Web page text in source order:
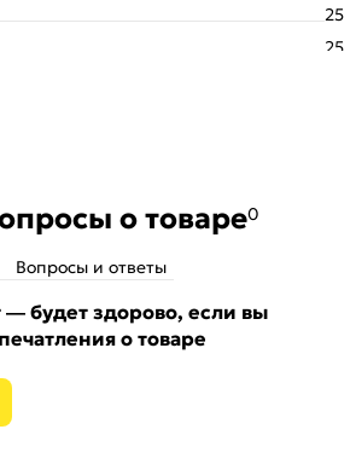
25
25
о товаре0
Вопросы и ответы
будет здорово, если вы
о товаре